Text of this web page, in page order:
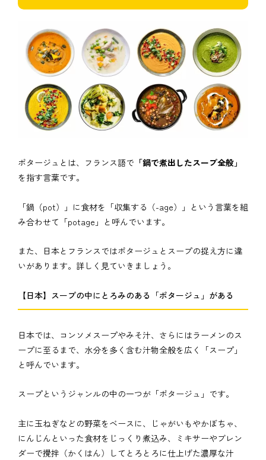
ポタージュとは、フランス語で 「鍋で煮出したスープ全般」
を指す言葉です。
「鍋（pot）」に食材を「収集する（-age）」という言葉を組
み合わせて「potage」と呼んでいます。
また、日本とフランスではポタージュとスープの捉え方に違
いがあります。詳しく見ていきましょう。
【日本】スープの中にとろみのある「ポタージュ」がある
日本では、コンソメスープやみそ汁、さらにはラーメンのス
ープに至るまで、水分を多く含む汁物全般を広く「スープ」
と呼んでいます。
スープというジャンルの中の一つが「ポタージュ」です。
主に玉ねぎなどの野菜をベースに、じゃがいもやかぼちゃ、
にんじんといった食材をじっくり煮込み、ミキサーやブレン
ダーで攪拌（かくはん）してとろとろに仕上げた濃厚な汁